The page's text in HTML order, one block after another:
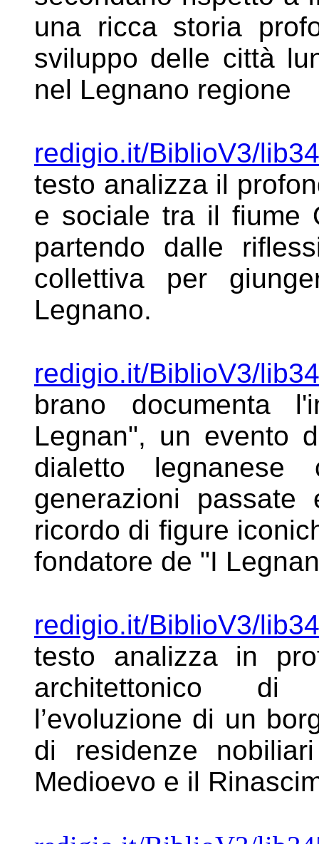
una ricca storia
sviluppo delle città
nel Legnano regione
redigio.it/BiblioV3/
testo analizza il
e sociale tra il fiume
partendo dalle
collettiva per
Legnano.
redigio.it/BiblioV3/
brano documenta
Legnan", un evento
dialetto
generazioni
ricordo di figure
fondatore de "I
redigio.it/BiblioV3/
testo analizza in
architettonico
l’evoluzione di un
di residenze
Medioevo e il